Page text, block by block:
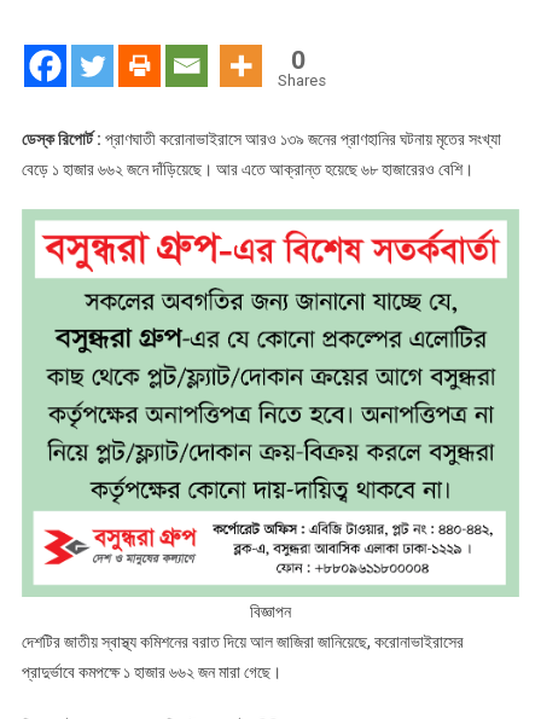
0
Shares
ডেস্ক রিপোর্ট : প্রাণঘাতী করোনাভাইরাসে আরও ১৩৯ জনের প্রাণহানির ঘটনায় মৃতের সংখ্যা
বেড়ে ১ হাজার ৬৬২ জনে দাঁড়িয়েছে। আর এতে আক্রান্ত হয়েছে ৬৮ হাজারেরও বেশি।
বিজ্ঞাপন
দেশটির জাতীয় স্বাস্থ্য কমিশনের বরাত দিয়ে আল জাজিরা জানিয়েছে, করোনাভাইরাসের
প্রাদুর্ভাবে কমপক্ষে ১ হাজার ৬৬২ জন মারা গেছে।